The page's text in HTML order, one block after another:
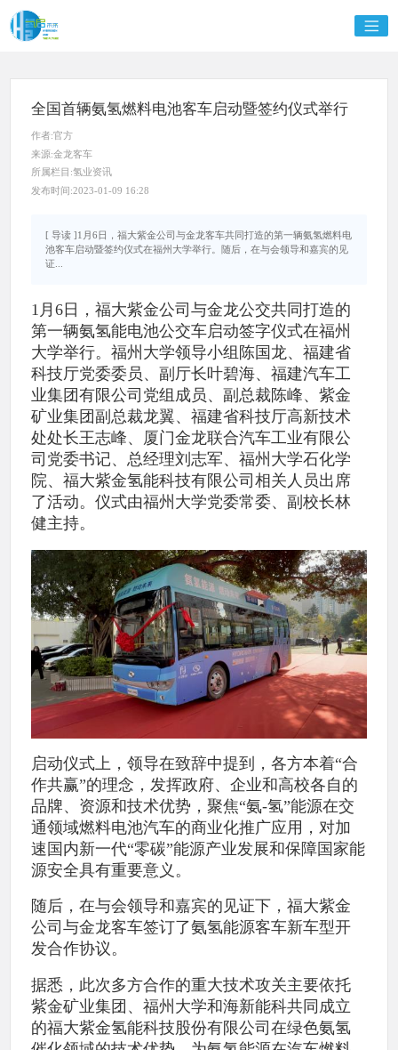
全国首辆氨氢燃料电池客车启动暨签约仪式举行
作者:官方
来源:金龙客车
所属栏目:氢业资讯
发布时间:2023-01-09 16:28
[ 导读 ]1月6日，福大紫金公司与金龙客车共同打造的第一辆氨氢燃料电
池客车启动暨签约仪式在福州大学举行。随后，在与会领导和嘉宾的见
证...
1月6日，福大紫金公司与金龙公交共同打造的
第一辆氨氢能电池公交车启动签字仪式在福州
大学举行。福州大学领导小组陈国龙、福建省
科技厅党委委员、副厅长叶碧海、福建汽车工
业集团有限公司党组成员、副总裁陈峰、紫金
矿业集团副总裁龙翼、福建省科技厅高新技术
处处长王志峰、厦门金龙联合汽车工业有限公
司党委书记、总经理刘志军、福州大学石化学
院、福大紫金氢能科技有限公司相关人员出席
了活动。仪式由福州大学党委常委、副校长林
健主持。
启动仪式上，领导在致辞中提到，各方本着“合
作共赢”的理念，发挥政府、企业和高校各自的
品牌、资源和技术优势，聚焦“氨-氢”能源在交
通领域燃料电池汽车的商业化推广应用，对加
速国内新一代“零碳”能源产业发展和保障国家能
源安全具有重要意义。
随后，在与会领导和嘉宾的见证下，福大紫金
公司与金龙客车签订了氨氢能源客车新车型开
发合作协议。
据悉，此次多方合作的重大技术攻关主要依托
紫金矿业集团、福州大学和海新能科共同成立
的福大紫金氢能科技股份有限公司在绿色氨氢